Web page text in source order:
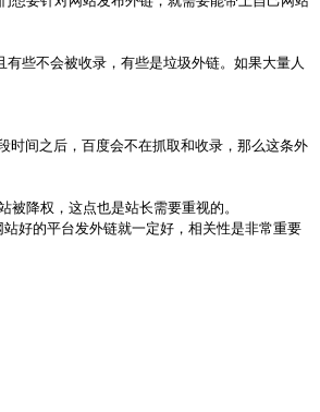
些不会被收录，有些是垃圾外链。如果大量人
间之后，百度会不在抓取和收录，那么这条外
降权，这点也是站长需要重视的。
好的平台发外链就一定好，相关性是非常重要